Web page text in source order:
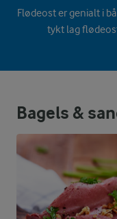
Flødeost er genialt i
tykt lag
Bagels &